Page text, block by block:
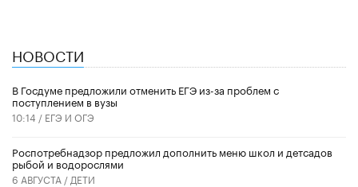
НОВОСТИ
В Госдуме предложили отменить ЕГЭ из-за проблем с
поступлением в вузы
10:14 / ЕГЭ И ОГЭ
Роспотребнадзор предложил дополнить меню школ и детсадов
рыбой и водорослями
6 АВГУСТА / ДЕТИ